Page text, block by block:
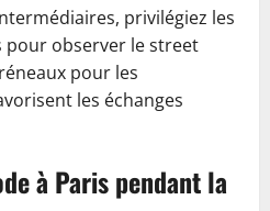
privilégiez les
pour observer le street
pour les
les échanges
à Paris pendant la